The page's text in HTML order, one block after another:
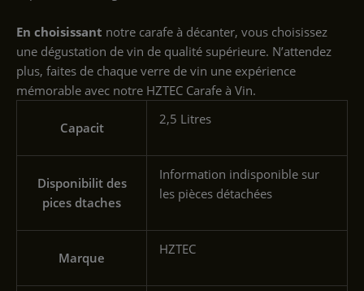
En choisissant notre carafe à décanter, vous choisissez
une dégustation de vin de qualité supérieure. N’attendez
plus, faites de chaque verre de vin une expérience
mémorable avec notre HZTEC Carafe à Vin.
Capacit
‎2,5 Litres
Disponibilit des
pices dtaches
‎Information indisponible sur
les pièces détachées
Marque
‎HZTEC